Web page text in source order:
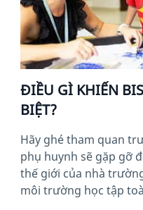
ĐIỀU GÌ KHIẾN
BIỆT?
Hãy ghé tham quan
phụ huynh sẽ gặp gỡ
thế giới của nhà
môi trường học tập